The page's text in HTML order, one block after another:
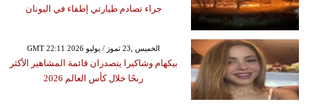
جراء تصادم طيارتي إطفاء في اليونان
GMT 22:11 2026 الخميس ,23 تموز / يوليو
بيكهام وشاكيرا يتصدران قائمة المشاهير الأكثر
ربحًا خلال كأس العالم 2026